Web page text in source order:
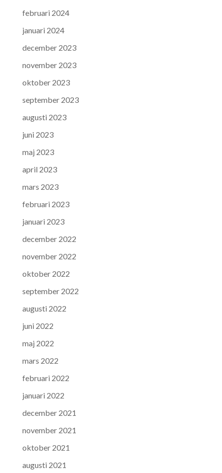
februari 2024
januari 2024
december 2023
november 2023
oktober 2023
september 2023
augusti 2023
juni 2023
maj 2023
april 2023
mars 2023
februari 2023
januari 2023
december 2022
november 2022
oktober 2022
september 2022
augusti 2022
juni 2022
maj 2022
mars 2022
februari 2022
januari 2022
december 2021
november 2021
oktober 2021
augusti 2021